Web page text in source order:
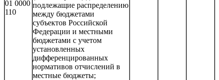
01 0000
110
подлежащие распределению
между бюджетами
субъектов Российской
Федерации и местными
бюджетами с учетом
установленных
дифференцированных
нормативов отчислений в
местные бюджеты;